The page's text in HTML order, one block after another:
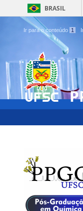
BRASIL
Ir para o conteúdo 1